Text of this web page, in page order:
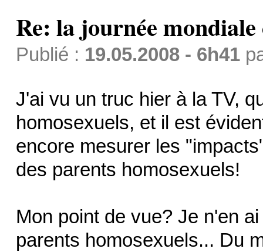
Re: la journée
Publié : 19.05.2008 - 6h41
J'ai vu un truc hier à la TV,
homosexuels, et il est
encore mesurer les
des parents homosexuels!
Mon point de vue? Je n'en
parents homosexuels... Du